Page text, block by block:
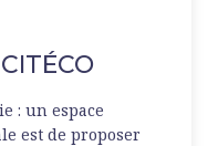
: un espace
est de proposer